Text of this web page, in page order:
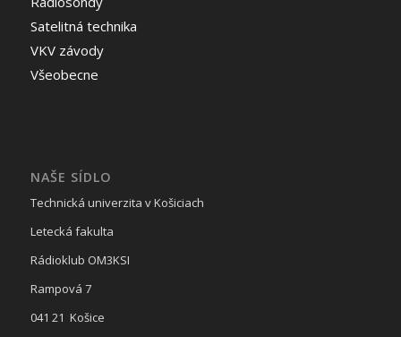
Satelitná technika
VKV závody
Všeobecne
NAŠE SÍDLO
Technická univerzita v Košiciach
Letecká fakulta
Rádioklub OM3KSI
Rampová 7
041 21 Košice